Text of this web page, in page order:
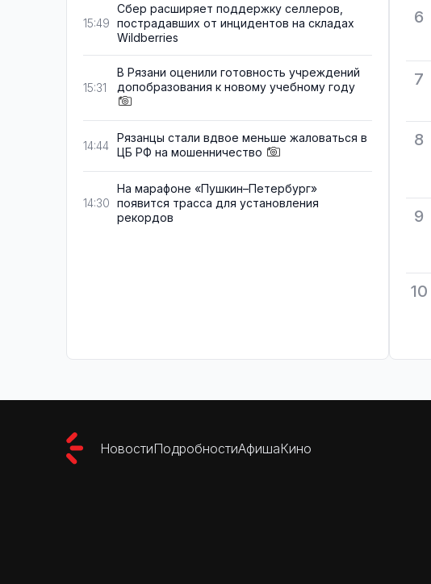
15:49
Сбер расширяет поддержку селлеров,
пострадавших от инцидентов на складах
Wildberries
15:31
В Рязани оценили готовность учреждений
допобразования к новому учебному году
14:44
Рязанцы стали вдвое меньше жаловаться в
ЦБ РФ на мошенничество
14:30
На марафоне «Пушкин–Петербург»
появится трасса для установления
рекордов
6
7
8
9
10
НовостиПодробностиАфишаКино